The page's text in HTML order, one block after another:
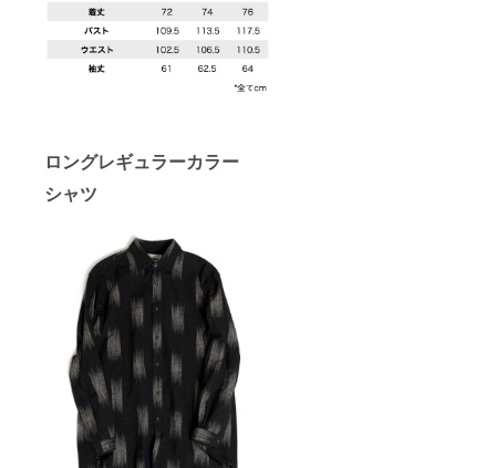
ロングレギュラーカラー
シャツ